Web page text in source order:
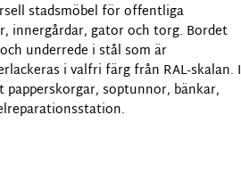
stadsmöbel för offentliga
innergårdar, gator och torg. Bordet
underrede i stål som är
i valfri färg från RAL-skalan. I
soptunnor, bänkar,